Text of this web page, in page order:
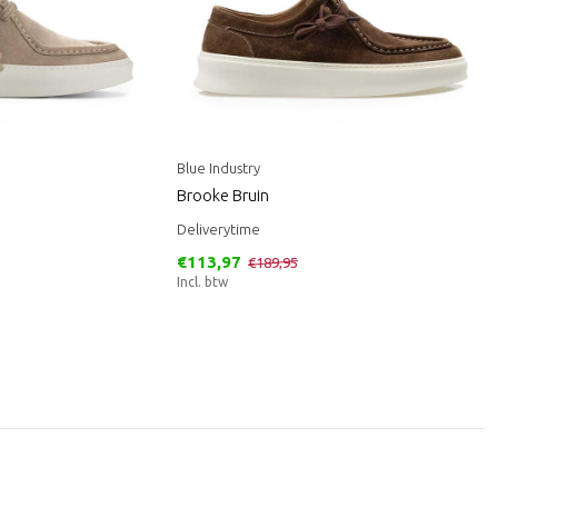
Blue Industry
Brooke Bruin
Deliverytime
€113,97 €189,95
Incl. btw